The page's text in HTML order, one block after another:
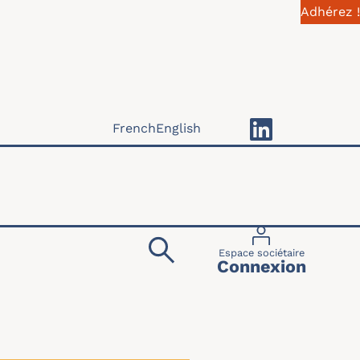
Adhérez !
Menu du
Espace sociétaire
Connexion
FrenchEnglish